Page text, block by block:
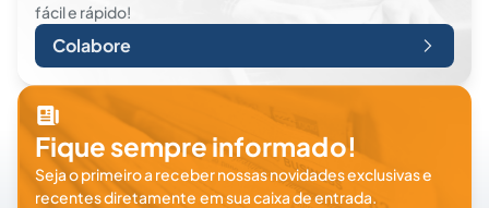
fácil e rápido!
Colabore
Fique sempre informado!
Seja o primeiro a receber nossas novidades exclusivas e
recentes diretamente em sua caixa de entrada.